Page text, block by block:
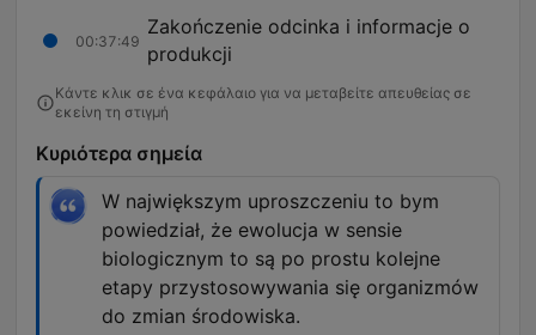
00:37:49
Zakończenie odcinka i informacje o
produkcji
Κάντε κλικ σε ένα κεφάλαιο για να μεταβείτε απευθείας σε
εκείνη τη στιγμή
Κυριότερα σημεία
W największym uproszczeniu to bym
powiedział, że ewolucja w sensie
biologicznym to są po prostu kolejne
etapy przystosowywania się organizmów
do zmian środowiska.